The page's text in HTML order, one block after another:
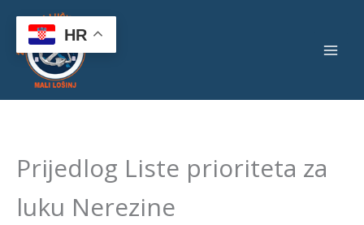
content
Prijedlog Liste prioriteta za
luku Nerezine
HR